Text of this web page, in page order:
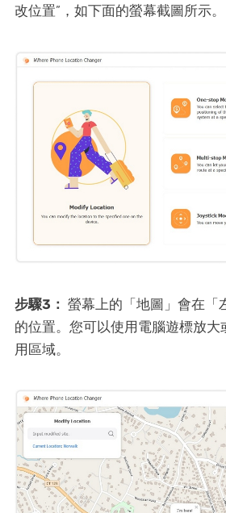
改位置”，如下面的螢幕截圖所示。
步驟3： 螢幕上的「地圖」會在「
的位置。您可以使用電腦遊標放
用區域。